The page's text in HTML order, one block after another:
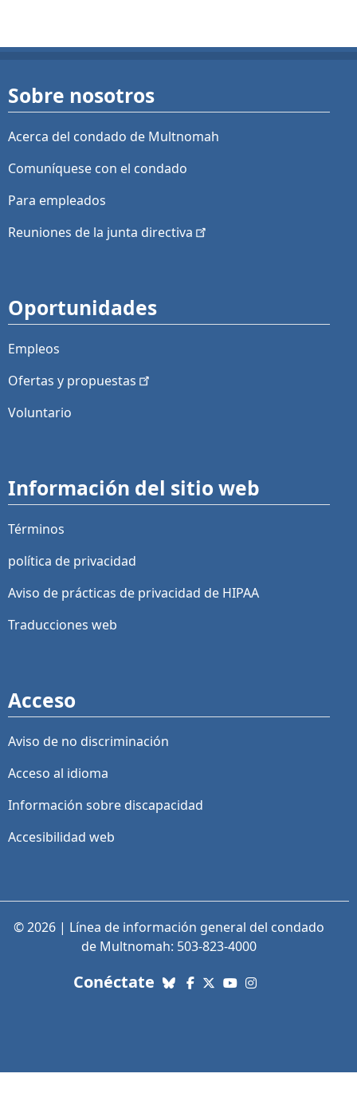
Sobre nosotros
Acerca del condado de Multnomah
Comuníquese con el condado
Para empleados
Reuniones de la junta directiva
Oportunidades
Empleos
Ofertas y propuestas
Voluntario
Información del sitio web
Términos
política de privacidad
Aviso de prácticas de privacidad de HIPAA
Traducciones web
Acceso
Aviso de no discriminación
Acceso al idioma
Información sobre discapacidad
Accesibilidad web
© 2026 | Línea de información general del condado
de Multnomah: 503-823-4000
Conéctate con nosotros. Enlaces a
Bluesky
Facebook
X (Twitter)
YouTube
Instagram